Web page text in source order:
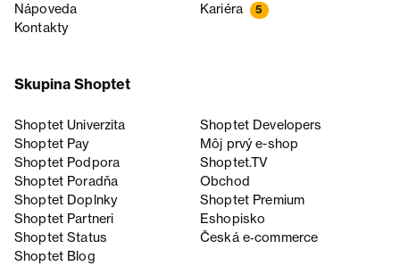
Nápoveda
Kariéra 5
Kontakty
Skupina Shoptet
Shoptet Univerzita
Shoptet Developers
Shoptet Pay
Môj prvý e-shop
Shoptet Podpora
Shoptet.TV
Shoptet Poradňa
Obchod
Shoptet Doplnky
Shoptet Premium
Shoptet Partneri
Eshopisko
Shoptet Status
Česká e‑commerce
Shoptet Blog